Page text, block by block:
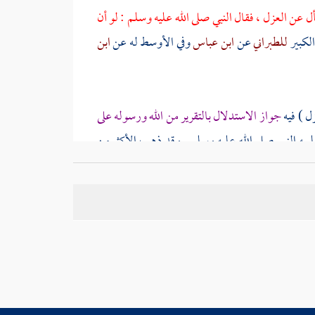
عن العزل ، فقال النبي صلى الله عليه وسلم : لو أن
للطبرانيعنابن عباسوفي الأوسط له عنابن
) فيهجواز الاستدلال بالتقرير من الله ورسوله على
النبي صلى الله عليه وسلم . وقد ذهب الأكثر من
الله عليه وسلم كان له حكم الرفع ، قال : لأن
إياه عن الأحكام ، قال : وقد وردت عدة طرق تصرح